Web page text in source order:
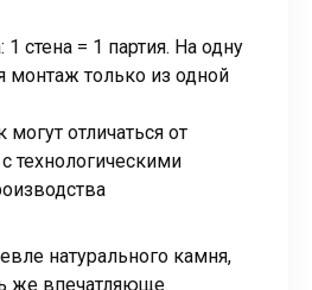
стена = 1 партия. На одну
монтаж только из одной
могут отличаться от
технологическими
натурального камня,
же впечатляюще.